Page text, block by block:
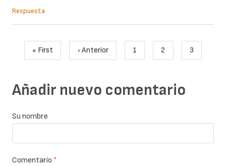
Respuesta
Paginación
Primera página
« First
Página anterior
‹ Anterior
Page
1
Page
2
Página
3
Añadir nuevo comentario
Su nombre
Comentario *